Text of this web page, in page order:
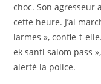
choc. Son agresseur
cette heure. J’ai
larmes », confie-t-
ek santi salom pass
alerté la police.